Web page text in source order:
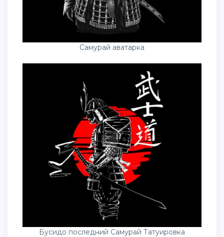
Самурай аватарка
Бусидо последний Самурай Татуировка